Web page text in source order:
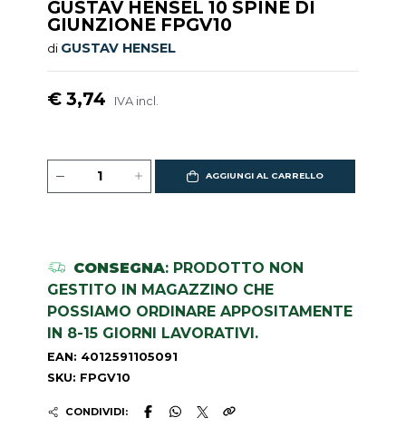
GUSTAV HENSEL 10 SPINE DI
GIUNZIONE FPGV10
di GUSTAV HENSEL
€ 3,74 IVA incl.
AGGIUNGI AL CARRELLO
CONSEGNA: PRODOTTO NON
GESTITO IN MAGAZZINO CHE
POSSIAMO ORDINARE APPOSITAMENTE
IN 8-15 GIORNI LAVORATIVI.
EAN: 4012591105091
SKU: FPGV10
CONDIVIDI: